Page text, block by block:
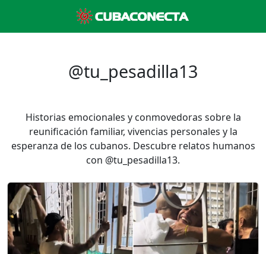
@tu_pesadilla13
Historias emocionales y conmovedoras sobre la
reunificación familiar, vivencias personales y la
esperanza de los cubanos. Descubre relatos humanos
con @tu_pesadilla13.